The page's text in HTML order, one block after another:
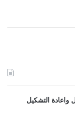
واعادة التشكيل